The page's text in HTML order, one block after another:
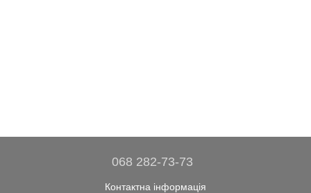
068 282-73-73
Контактна інформація